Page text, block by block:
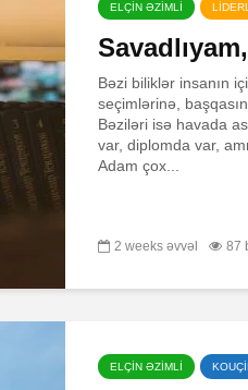
ELÇİN ƏZİMLİ
Bəzi biliklər insanın
seçimlərinə,
Bəziləri isə havada
var, diplomda var,
Adam çox...
2 weeks əvvəl 87
ELÇİN ƏZİMLİ